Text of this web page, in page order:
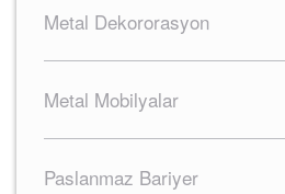
Metal Dekororasyon
Metal Mobilyalar
Paslanmaz Bariyer